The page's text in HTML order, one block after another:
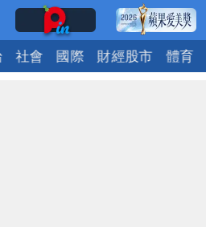
社會 國際 財經股市 體育